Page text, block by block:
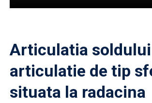
Articulatia
articulatie de tip
situata la radacina